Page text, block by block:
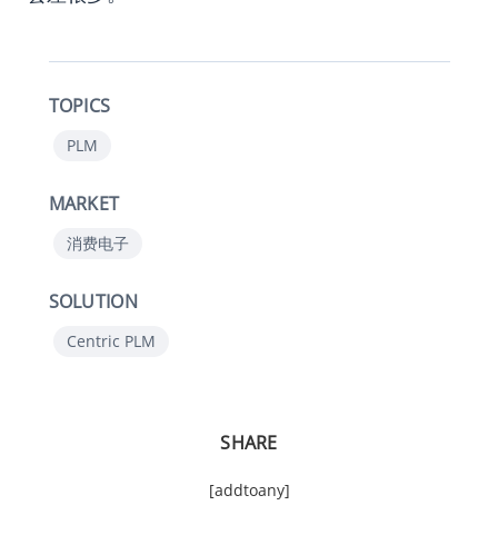
TOPICS
PLM
MARKET
消费电子
SOLUTION
Centric PLM
SHARE
[addtoany]